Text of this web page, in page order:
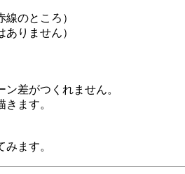
のところ）
りません）
差がつくれません。
ます。
ます。